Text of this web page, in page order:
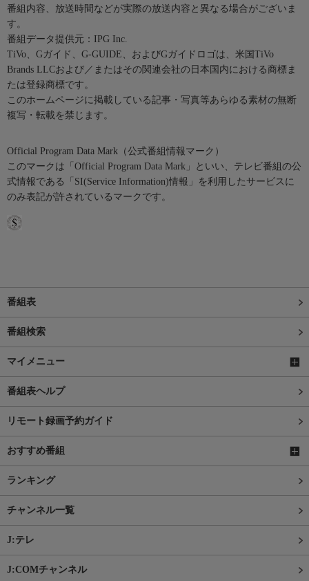
番組内容、放送時間などが実際の放送内容と異なる場合がございま
す。
番組データ提供元：IPG Inc.
TiVo、Gガイド、G-GUIDE、およびGガイドロゴは、米国TiVo
Brands LLCおよび／またはその関連会社の日本国内における商標ま
たは登録商標です。
このホームページに掲載している記事・写真等あらゆる素材の無断
複写・転載を禁じます。
Official Program Data Mark（公式番組情報マーク）
このマークは「Official Program Data Mark」といい、テレビ番組の公
式情報である「SI(Service Information)情報」を利用したサービスに
のみ表記が許されているマークです。
番組表
番組検索
マイメニュー
番組表ヘルプ
リモート録画予約ガイド
おすすめ番組
ランキング
チャンネル一覧
J:テレ
J:COMチャンネル